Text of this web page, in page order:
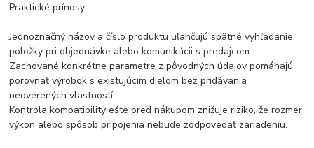
Praktické prínosy
Jednoznačný názov a číslo produktu uľahčujú spätné vyhľadanie
položky pri objednávke alebo komunikácii s predajcom.
Zachované konkrétne parametre z pôvodných údajov pomáhajú
porovnať výrobok s existujúcim dielom bez pridávania
neoverených vlastností.
Kontrola kompatibility ešte pred nákupom znižuje riziko, že rozmer,
výkon alebo spôsob pripojenia nebude zodpovedať zariadeniu.